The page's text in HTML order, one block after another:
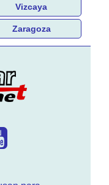
Vizcaya
Zaragoza